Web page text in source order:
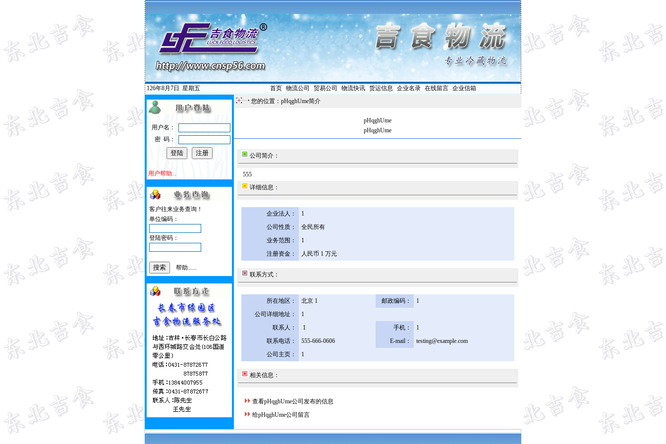
126年8月7日 星期五 首页| 物流公司 贸易公司 物流快讯| 货运信息 企业名录| 在线留言| 企业信箱
用户名：
密 码：
用户帮助...
客户往来业务查询！
单位编码：
登陆密码：
帮助......
您的位置：pHqghUme简介
pHqghUme
pHqghUme
公司简介：
555
详细信息：
企业法人：
1
公司性质：
全民所有
业务范围：
1
注册资金：
人民币 1 万元
联系方式：
所在地区： 北京 1 邮政编码：
1
公司详细地址：
1
联系人：
1 手机：
1
联系电话：
555-666-0606 E-mail：
testing@example.com
公司主页：
1
相关信息：
查看pHqghUme公司发布的信息
给pHqghUme公司留言